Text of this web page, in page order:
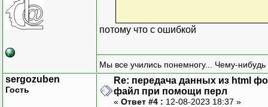
потому что с ошибкой
Мы все учились понемногу... Чему-нибудь
sergozuben
Гость
Re: передача данных из html
файл при помощи перл
« Ответ #4 : 12-08-2023 18:37 »